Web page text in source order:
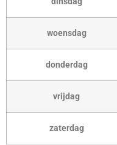
woensdag
donderdag
vrijdag
zaterdag